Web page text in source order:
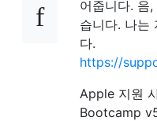
어줍니다. 음
습니다. 나는
다.
https://
Apple 지원
Bootcamp